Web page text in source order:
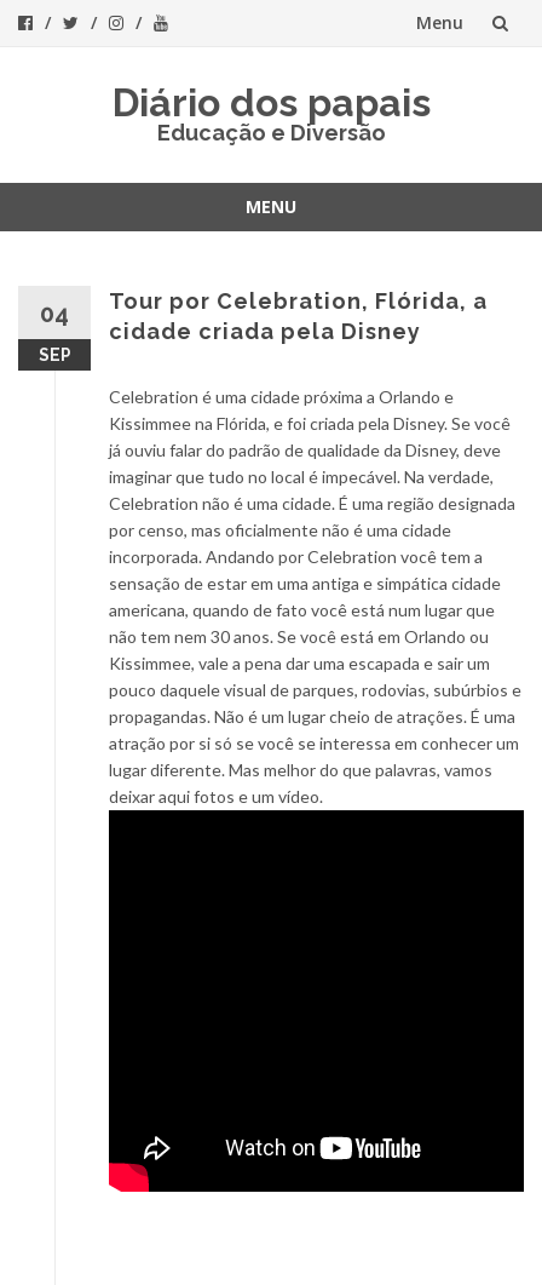
Menu
Diário dos papais
Educação e Diversão
MENU
04
SEP
Tour por Celebration, Flórida, a
cidade criada pela Disney
Celebration é uma cidade próxima a Orlando e
Kissimmee na Flórida, e foi criada pela Disney. Se você
já ouviu falar do padrão de qualidade da Disney, deve
imaginar que tudo no local é impecável. Na verdade,
Celebration não é uma cidade. É uma região designada
por censo, mas oficialmente não é uma cidade
incorporada. Andando por Celebration você tem a
sensação de estar em uma antiga e simpática cidade
americana, quando de fato você está num lugar que
não tem nem 30 anos. Se você está em Orlando ou
Kissimmee, vale a pena dar uma escapada e sair um
pouco daquele visual de parques, rodovias, subúrbios e
propagandas. Não é um lugar cheio de atrações. É uma
atração por si só se você se interessa em conhecer um
lugar diferente. Mas melhor do que palavras, vamos
deixar aqui fotos e um vídeo.